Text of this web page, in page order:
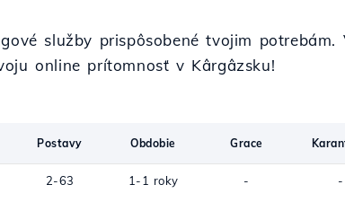
služby prispôsobené tvojim
online prítomnosť v Kârgâzsku!
Postavy Obdobie Grace
2-63 1-1 roky - -